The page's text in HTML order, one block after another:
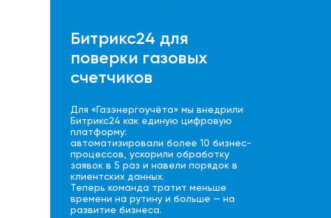
Битрикс24 для
поверки газовых
счетчиков
Для «Газэнергоучёта» мы внедрили
Битрикс24 как единую цифровую
платформу:
автоматизировали более 10 бизнес-
процессов, ускорили обработку
заявок в 5 раз и навели порядок в
клиентских данных.
Теперь команда тратит меньше
времени на рутину и больше — на
развитие бизнеса.